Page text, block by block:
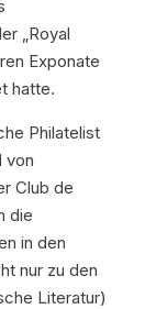
„Royal
Exponate
hatte.
Philatelist
von
Club de
die
in den
nur zu den
Literatur)